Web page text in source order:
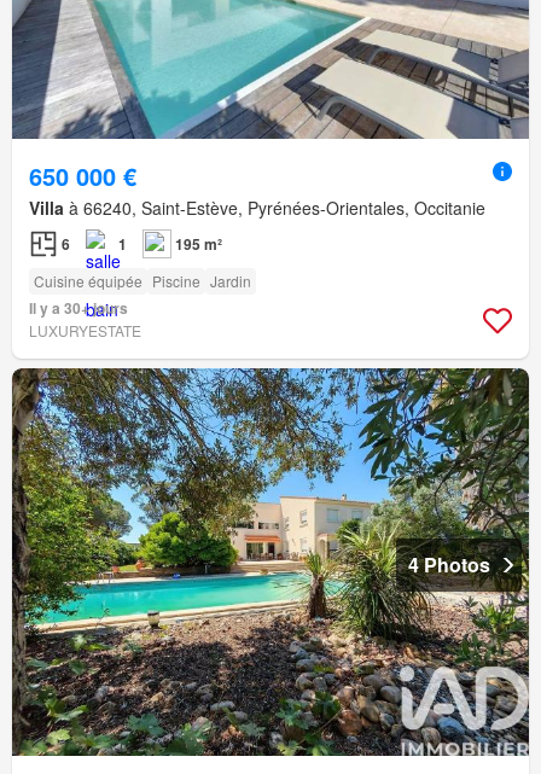
650 000 €
Villa à 66240, Saint-Estève, Pyrénées-Orientales, Occitanie
6 1 195 m²
Cuisine équipée Piscine Jardin
Il y a 30+ jours
LUXURYESTATE
4 Photos